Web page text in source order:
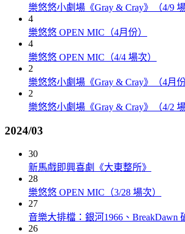
樂悠悠小劇場《Gray & Cray》（4/9 場
4
樂悠悠 OPEN MIC（4月份）
4
樂悠悠 OPEN MIC（4/4 場次）
2
樂悠悠小劇場《Gray & Cray》（4月份
2
樂悠悠小劇場《Gray & Cray》（4/2 場
2024/03
30
新馬戲即興喜劇《大東整所》
28
樂悠悠 OPEN MIC（3/28 場次）
27
音樂大排檔：銀河1966、BreakDawn
26